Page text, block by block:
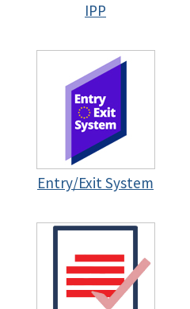
IPP
Entry/Exit System